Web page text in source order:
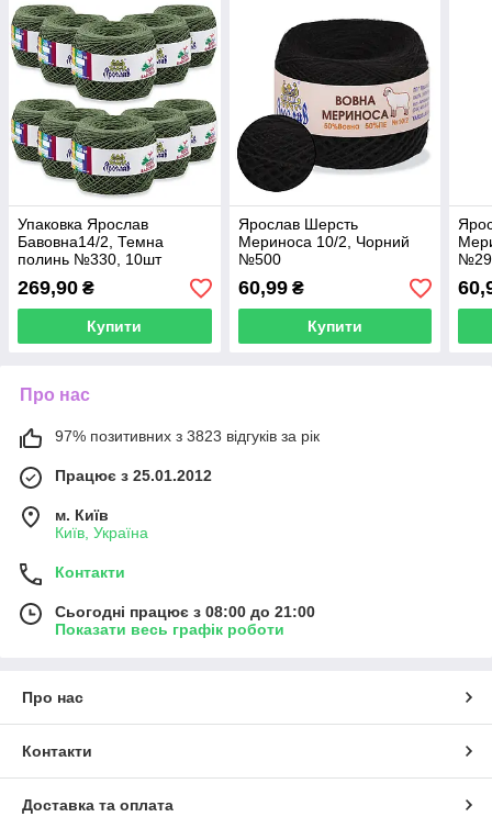
Упаковка Ярослав
Бавовна14/2, Темна
полинь №330, 10шт
269,90 ₴
Купити
Ярослав Шерсть
Мериноса 10/2, Чорний
№500
60,99₴
Купити
Про нас
97% позитивних з 3823 відгуків за рік
Працює з 25.01.2012
м. Київ
Київ, Україна
Контакти
Сьогодні працює з 08:00 до 21:00
Показати весь графік роботи
Про нас
Контакти
Доставка та оплата